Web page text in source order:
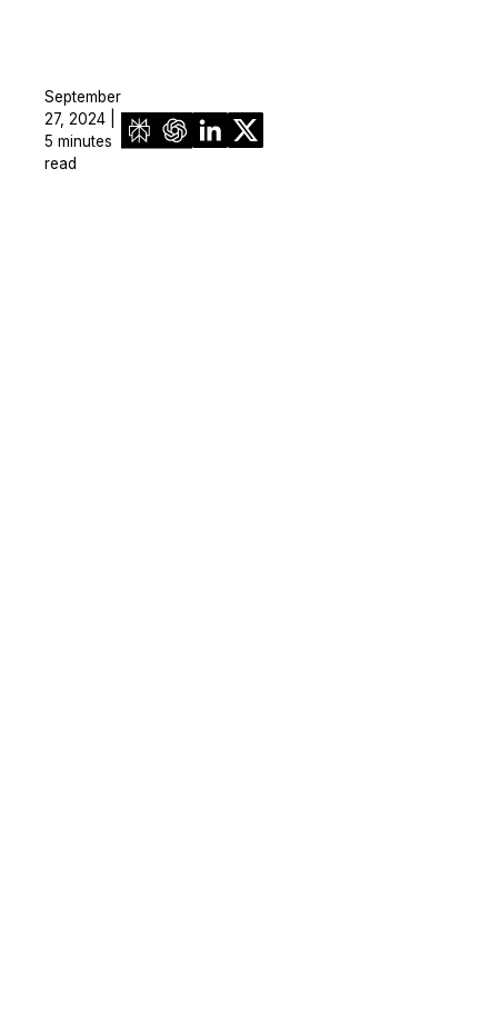
September
27, 2024 |
5 minutes
read